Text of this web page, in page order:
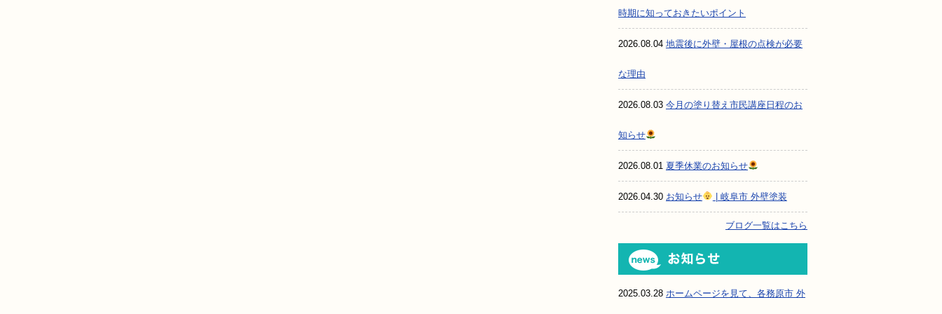
時期に知っておきたいポイント
2026.08.04 地震後に外壁・屋根の点検が必要
な理由
2026.08.03 今月の塗り替え市民講座日程のお
知らせ
2026.08.01 夏季休業のお知らせ
2026.04.30 お知らせ | 岐阜市 外壁塗装
ブログ一覧はこちら
2025.03.28 ホームページを見て、各務原市 外